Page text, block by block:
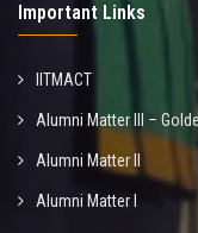
Important Links
IITMACT
Alumni Matter III –
Alumni Matter II
Alumni Matter I